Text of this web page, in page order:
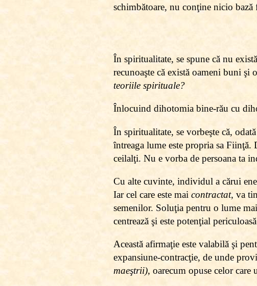
schimbătoare, nu conţine nicio bază
În spiritualitate, se spune că nu
recunoaşte că există oameni buni şi
teoriile spirituale?
Înlocuind dihotomia bine-rău cu
În spiritualitate, se vorbeşte că,
întreaga lume este propria sa
ceilalţi. Nu e vorba de persoana ta
Cu alte cuvinte, individul a cărui
Iar cel care este mai contractat, va
semenilor. Soluţia pentru o lume
centrează şi este potenţial
Această afirmaţie este valabilă şi
expansiune-contracţie, de unde
maeştrii), oarecum opuse celor care